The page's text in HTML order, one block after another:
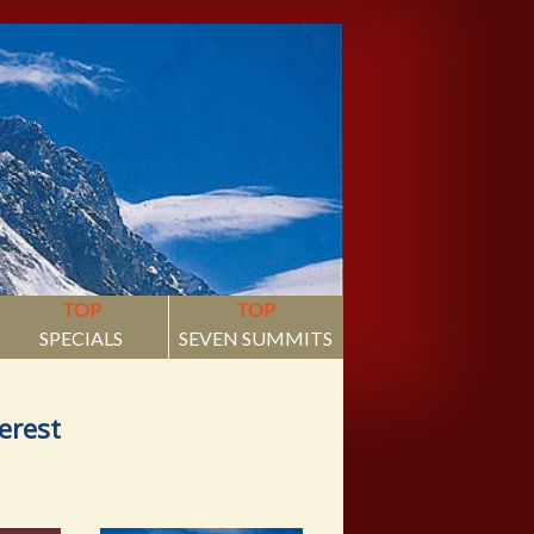
TOP
SPECIALS
TOP
SEVEN SUMMITS